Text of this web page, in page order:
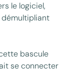
le logiciel,
démultipliant
bascule
se connecter